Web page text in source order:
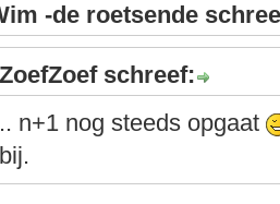
-de roetsende
ZoefZoef schreef:
.. n+1 nog steeds opgaat
bij.